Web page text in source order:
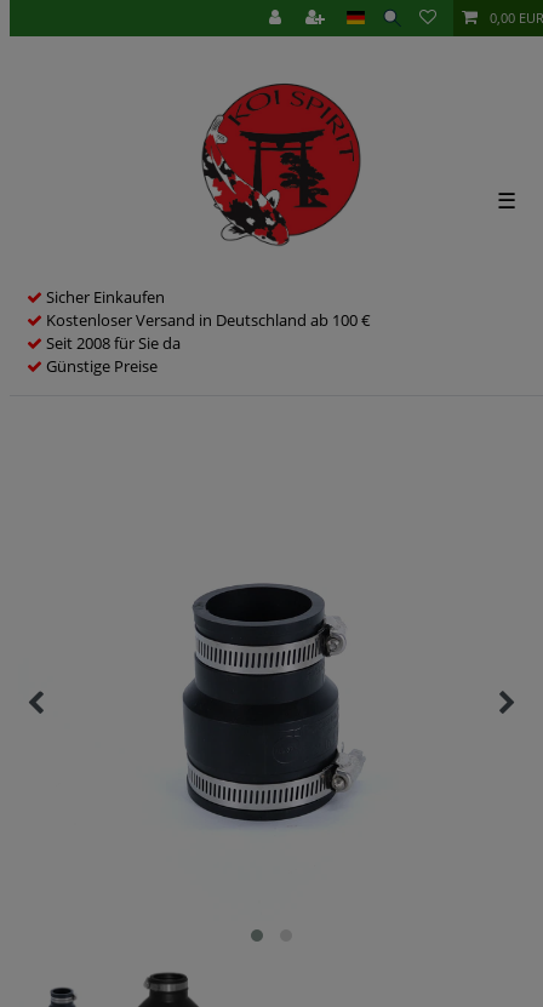
0,00 EUR
Sicher Einkaufen
Kostenloser Versand in Deutschland ab 100 €
Seit 2008 für Sie da
Günstige Preise
☰